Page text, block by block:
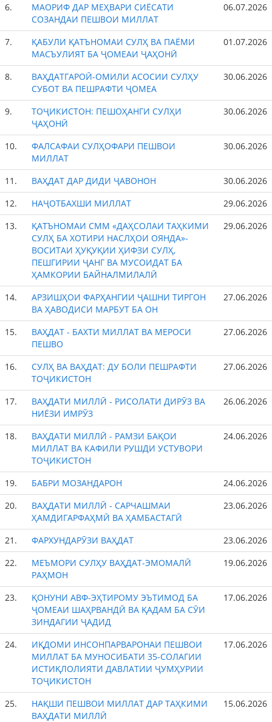
6.
МАОРИФ ДАР МЕҲВАРИ СИЁСАТИ
СОЗАНДАИ ПЕШВОИ МИЛЛАТ
06.07.2026
7.
ҚАБУЛИ ҚАТЪНОМАИ СУЛҲ ВА ПАЁМИ
МАСЪУЛИЯТ БА ҶОМЕАИ ҶАҲОНӢ
01.07.2026
8.
ВАҲДАТГАРОӢ-ОМИЛИ АСОСИИ СУЛҲУ
СУБОТ ВА ПЕШРАФТИ ҶОМЕА
30.06.2026
9.
ТОҶИКИСТОН: ПЕШОҲАНГИ СУЛҲИ
ҶАҲОНӢ
30.06.2026
10.
ФАЛСАФАИ СУЛҲОФАРИ ПЕШВОИ
МИЛЛАТ
30.06.2026
11. ВАҲДАТ ДАР ДИДИ ҶАВОНОН
30.06.2026
12.
НАҶОТБАХШИ МИЛЛАТ
29.06.2026
13.
ҚАТЪНОМАИ СММ «ДАҲСОЛАИ ТАҲКИМИ
СУЛҲ БА ХОТИРИ НАСЛҲОИ ОЯНДА»-
ВОСИТАИ ҲУҚУҚИИ ҲИФЗИ СУЛҲ,
ПЕШГИРИИ ҶАНГ ВА МУСОИДАТ БА
ҲАМКОРИИ БАЙНАЛМИЛАЛӢ
29.06.2026
14.
АРЗИШҲОИ ФАРҲАНГИИ ҶАШНИ ТИРГОН
ВА ҲАВОДИСИ МАРБУТ БА ОН
27.06.2026
15.
ВАҲДАТ - БАХТИ МИЛЛАТ ВА МЕРОСИ
ПЕШВО
27.06.2026
16.
СУЛҲ ВА ВАҲДАТ: ДУ БОЛИ ПЕШРАФТИ
ТОҶИКИСТОН
27.06.2026
17.
ВАҲДАТИ МИЛЛӢ - РИСОЛАТИ ДИРӮЗ ВА
НИЁЗИ ИМРӮЗ
26.06.2026
18.
ВАҲДАТИ МИЛЛӢ - РАМЗИ БАҚОИ
МИЛЛАТ ВА КАФИЛИ РУШДИ УСТУВОРИ
ТОҶИКИСТОН
24.06.2026
19. БАБРИ МОЗАНДАРОН
24.06.2026
20.
ВАҲДАТИ МИЛЛӢ - САРЧАШМАИ
ҲАМДИГАРФАҲМӢ ВА ҲАМБАСТАГӢ
23.06.2026
21. ФАРХУНДАРӮЗИ ВАҲДАТ
23.06.2026
22.
МЕЪМОРИ СУЛҲУ ВАҲДАТ-ЭМОМАЛӢ
РАҲМОН
19.06.2026
23.
ҚОНУНИ АВФ-ЭҲТИРОМУ ЭЪТИМОД БА
ҶОМЕАИ ШАҲРВАНДӢ ВА ҚАДАМ БА СӮИ
ЗИНДАГИИ ҶАДИД
17.06.2026
24.
ИҚДОМИ ИНСОНПАРВАРОНАИ ПЕШВОИ
МИЛЛАТ БА МУНОСИБАТИ 35-СОЛАГИИ
ИСТИҚЛОЛИЯТИ ДАВЛАТИИ ҶУМҲУРИИ
ТОҶИКИСТОН
17.06.2026
25.
НАҚШИ ПЕШВОИ МИЛЛАТ ДАР ТАҲКИМИ
ВАҲДАТИ МИЛЛӢ
15.06.2026